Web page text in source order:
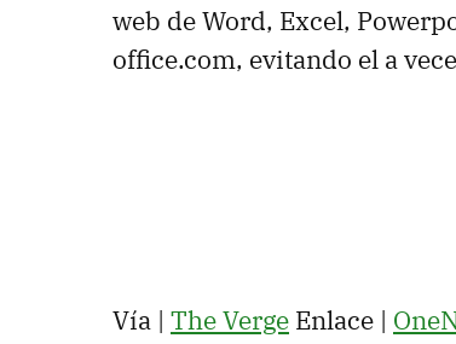
web de Word, Excel,
office.com, evitando el a
Vía | The Verge Enlace |